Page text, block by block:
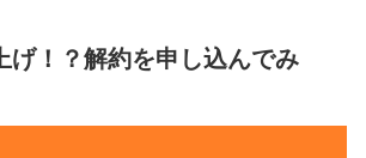
げ！？解約を申し込んでみ